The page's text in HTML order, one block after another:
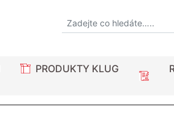
PRODUKTY KLUG